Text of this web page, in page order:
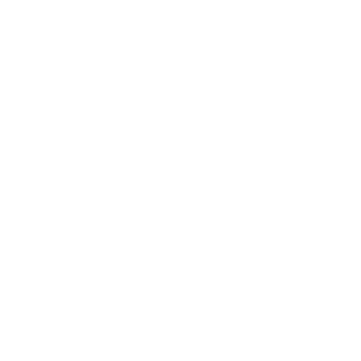
membros, mas na verdade, era o centro de